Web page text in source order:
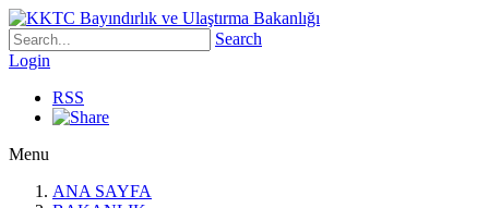
Search
Login
RSS
Menu
ANA SAYFA